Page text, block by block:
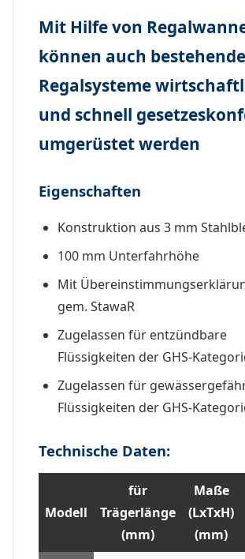
Mit Hilfe von
können auch bestehende
Regalsysteme
und schnell
umgerüstet werden
Eigenschaften
Konstruktion aus 3 mm
100 mm Unterfahrhöhe
Mit
gem. StawaR
Zugelassen für entzündbare
Flüssigkeiten der GHS-
Zugelassen für
Flüssigkeiten der GHS-
Technische Daten:
Modell
für
Trägerlänge
(mm)
Maße
(LxTxH)
(mm)